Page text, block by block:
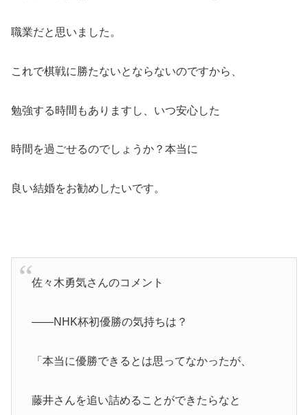
職業だと思いました。
これで棋戦に勝たないとならないのですから、
勉強する時間もありますし、いつ安心した
時間を過ごせるのでしょうか？本当に
良い結婚をお勧めしたいです。
佐々木勇気さんのコメント
――NHK杯初優勝の気持ちは？
「本当に優勝できるとは思ってなかったが、
藤井さんを追い詰めることができたらなと